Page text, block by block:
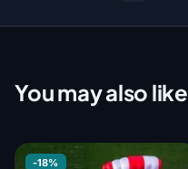
You may also like
-18%